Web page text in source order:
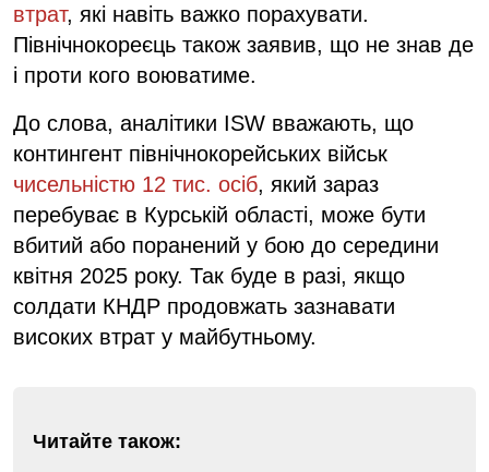
втрат, які навіть важко порахувати.
Північнокореєць також заявив, що не знав де
і проти кого воюватиме.
До слова, аналітики ISW вважають, що
контингент північнокорейських військ
чисельністю 12 тис. осіб, який зараз
перебуває в Курській області, може бути
вбитий або поранений у бою до середини
квітня 2025 року. Так буде в разі, якщо
солдати КНДР продовжать зазнавати
високих втрат у майбутньому.
Читайте також: